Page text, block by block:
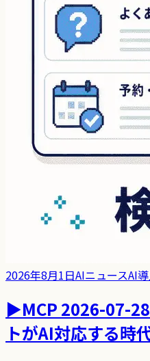
2026年8月1日AIニュースAI
▶MCP 2026-07-
トがAI対応する時